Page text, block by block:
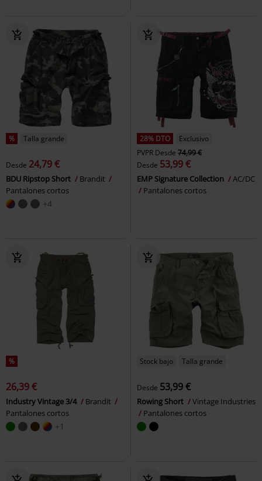
% Talla grande
Desde 24,79 €
BDU Ripstop Short
Brandit
Pantalones cortos
+4
28% DTO
Exclusivo
PVPR Desde 74,99 €
Desde 53,99 €
EMP Signature Collection
AC/DC
Pantalones cortos
%
26,39 €
Industry Vintage 3/4
Brandit
Pantalones cortos
+1
Stock bajo Talla grande
Desde 53,99 €
Rowing Short
Vintage Industries
Pantalones cortos